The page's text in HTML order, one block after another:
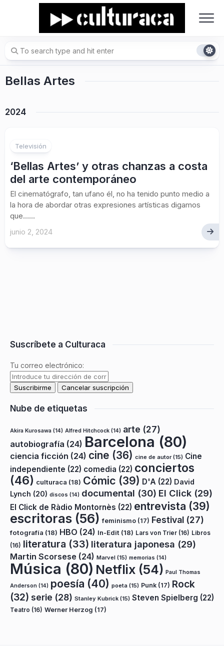
Bellas Artes
2024
Televisión
‘Bellas Artes’ y otras chanzas a costa
del arte contemporáneo
El cinematógrafo, tan ufano él, no ha tenido punto medio a
la hora de abordar otras expresiones artísticas digamos
que…...
junio 2, 2024
Suscríbete a Culturaca
Tu correo electrónico:
Nube de etiquetas
Akira Kurosawa (14) Alfred Hitchcock (14) arte (27)
autobiografía (24) Barcelona (80)
ciencia ficción (24) cine (36) cine de autor(15) Cine
independiente (22) comedia (22) conciertos
(46) culturaca (18) Cómic (39) D'A (22) David
Lynch (20) discos (14) documental (30) El Click (29)
El Click de Ràdio Montornès (22) entrevista (39)
escritoras (56) feminismo (17) Festival (27)
fotografía (18) HBO (24) In-Edit (18) Lars von Trier (16) Libros
(16) literatura (33) literatura japonesa (29)
Martin Scorsese (24) Marvel (15) memorias (14)
Música (80) Netflix (54) Paul Thomas
Anderson (14) poesía (40) poeta (15) Punk (17) Rock
(32) serie (28) Stanley Kubrick (15) Steven Spielberg (22)
Teatro (16) Werner Herzog (17)